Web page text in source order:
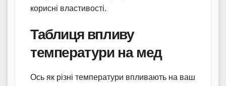
корисні властивості.
Таблиця впливу
температури на мед
Ось як різні температури впливають на ваш